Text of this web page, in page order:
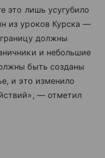
это лишь усугубило
из уроков Курска —
должны
и небольшие
быть созданы
и это изменило
— отметил